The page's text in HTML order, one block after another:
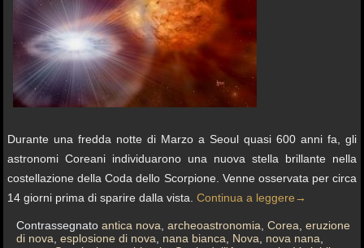
Durante una fredda notte di Marzo a Seoul quasi 600 anni fa, gli
astronomi Coreani individuarono una nuova stella brillante nella
costellazione della Coda dello Scorpione. Venne osservata per circa
14 giorni prima di sparire dalla vista.Continua a leggere →
Contrassegnato antica nova,archeoastronomia,Corea,eruzione
di nova,esplosione di nova, nana bianca, Nova, nova nana,